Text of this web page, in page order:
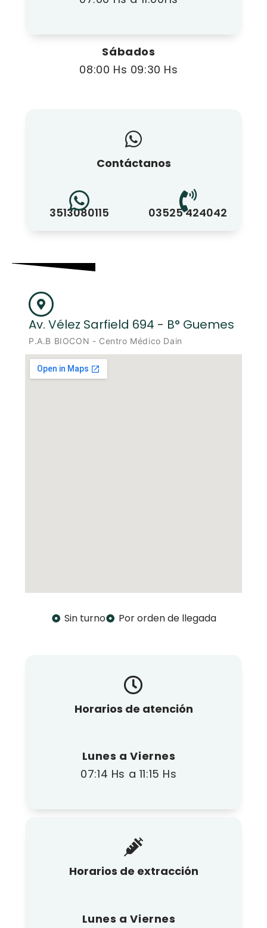
Sábados
08:00 Hs 09:30 Hs
Contáctanos
3513080115 03525 424042
Av. Vélez Sarfield 694 - B° Guemes
P.A.B BIOCON - Centro Médico Dain
Sin turno Por orden de llegada
Horarios de atención
Lunes a Viernes
07:14 Hs a 11:15 Hs
Horarios de extracción
Lunes a Viernes